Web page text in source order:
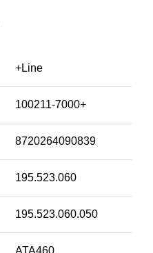
+Line
100211-7000+
8720264090839
195.523.060
195.523.060.050
ATA460